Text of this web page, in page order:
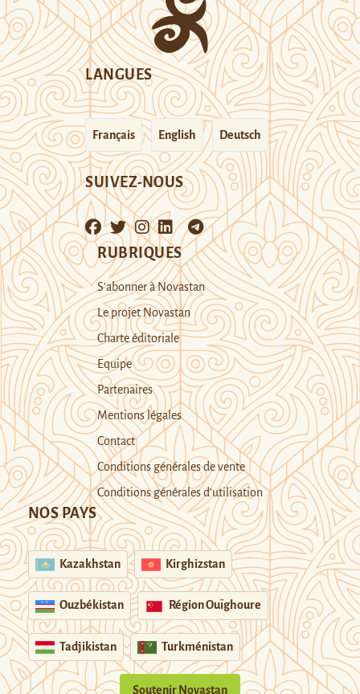
LANGUES
Français English Deutsch
SUIVEZ-NOUS
RUBRIQUES
S’abonner à Novastan
Le projet Novastan
Charte éditoriale
Equipe
Partenaires
Mentions légales
Contact
Conditions générales de vente
Conditions générales d’utilisation
NOS PAYS
Kazakhstan Kirghizstan
Ouzbékistan Région Ouïghoure
Tadjikistan Turkménistan
Soutenir Novastan